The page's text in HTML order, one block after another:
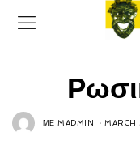
ΜΕMADMIN MARCH